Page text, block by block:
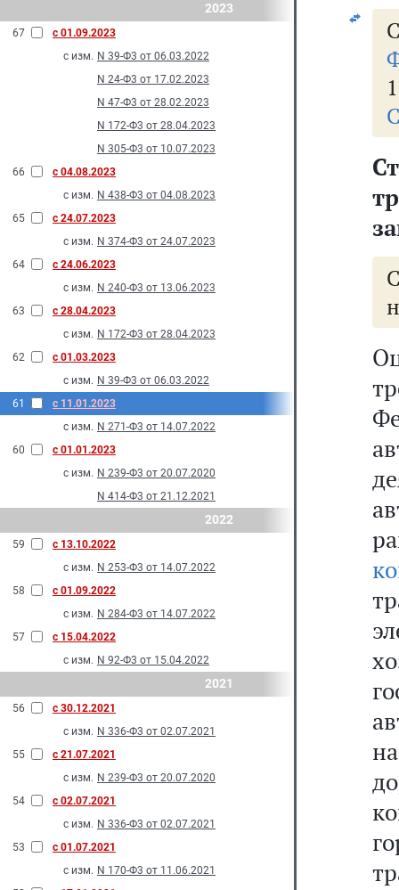
2023
67
с 01.09.2023
с изм. N 39-Ф3 от 06.03.2022
N 24-Ф3 от 17.02.2023
N 47-Ф3 от 28.02.2023
N 172-Ф3 от 28.04.2023
N 305-Ф3 от 10.07.2023
66
с 04.08.2023
с изм. N 438-Ф3 от 04.08.2023
65
с 24.07.2023
с изм. N 374-Ф3 от 24.07.2023
64
с 24.06.2023
с изм. N 240-Ф3 от 13.06.2023
63
с 28.04.2023
с изм. N 172-Ф3 от 28.04.2023
62
с 01.03.2023
с изм. N 39-Ф3 от 06.03.2022
61
с 11.01.2023
с изм. N 271-Ф3 от 14.07.2022
60
с 01.01.2023
с изм. N 239-Ф3 от 20.07.2020
N 414-Ф3 от 21.12.2021
2022
59
с 13.10.2022
с изм. N 253-Ф3 от 14.07.2022
58
с 01.09.2022
с изм. N 284-Ф3 от 14.07.2022
57
с 15.04.2022
с изм. N 92-Ф3 от 15.04.2022
2021
56
с 30.12.2021
с изм. N 336-Ф3 от 02.07.2021
55
с 21.07.2021
с изм. N 239-Ф3 от 20.07.2020
54
с 02.07.2021
с изм. N 336-Ф3 от 02.07.2021
53
с 01.07.2021
с изм. N 170-Ф3 от 11.06.2021